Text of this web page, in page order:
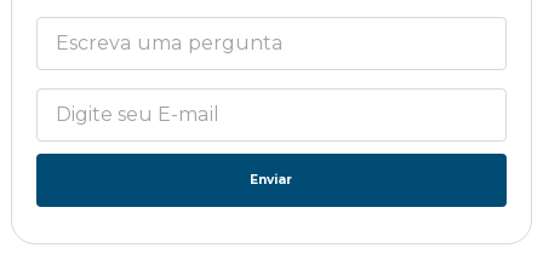
Enviar